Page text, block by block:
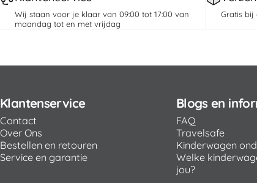
Wij staan voor je klaar van 09:00 tot 17:00 van
maandag tot en met vrijdag
Gratis bij
Klantenservice
Contact
Over Ons
Bestellen en retouren
Service en garantie
Blogs en
FAQ
Travelsafe
Kinderwagen
Welke
jou?